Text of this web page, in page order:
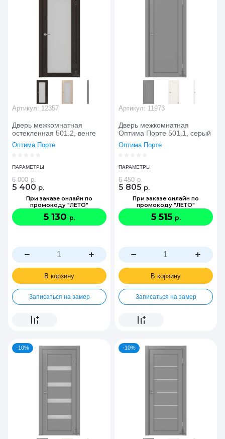
Дверь межкомнатная
остекленная 501.2, венге
Оптима Порте
Артикул: 12357
ПАРАМЕТРЫ
6 000 р.
5 400 р.
При заказе онлайн по
промокоду "ЛЕТО"
5 130 р.
В корзину
Записаться на замер
Дверь межкомнатная
Оптима Порте 501.1, серый
Оптима Порте
Артикул: 11973
ПАРАМЕТРЫ
6 450 р.
5 805 р.
При заказе онлайн по
промокоду "ЛЕТО"
5 515 р.
В корзину
Записаться на замер
-10% -10%